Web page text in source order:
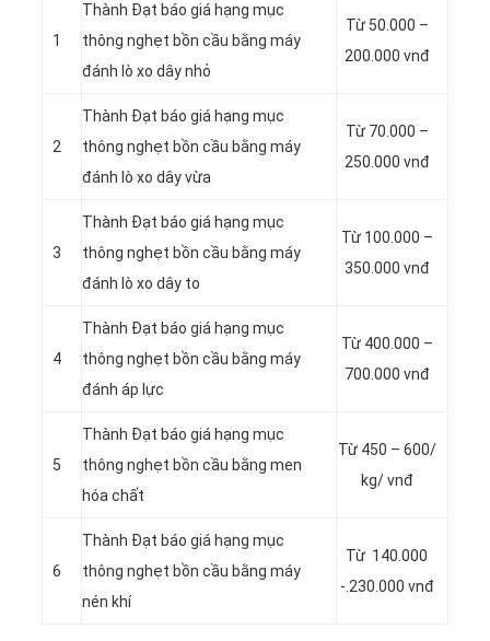
1
Thành Đạt báo giá hạng mục
thông nghẹt bồn cầu bằng máy
đánh lò xo dây nhỏ
Từ 50.000 –
200.000 vnđ
2
Thành Đạt báo giá hạng mục
thông nghẹt bồn cầu bằng máy
đánh lò xo dây vừa
Từ 70.000 –
250.000 vnđ
3
Thành Đạt báo giá hạng mục
thông nghẹt bồn cầu bằng máy
đánh lò xo dây to
Từ 100.000 –
350.000 vnđ
4
Thành Đạt báo giá hạng mục
thông nghẹt bồn cầu bằng máy
đánh áp lực
Từ 400.000 –
700.000 vnđ
5
Thành Đạt báo giá hạng mục
thông nghẹt bồn cầu bằng men
hóa chất
Từ 450 – 600/
kg/ vnđ
6
Thành Đạt báo giá hạng mục
thông nghẹt bồn cầu bằng máy
nén khí
Từ 140.000
-.230.000 vnđ